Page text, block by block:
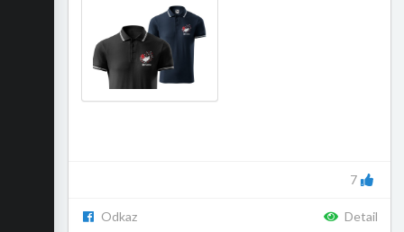
7
Odkaz Detail